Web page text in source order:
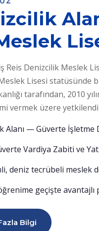
Reis Denizcilik Meslek
Lisesi statüsünde
tarafından, 2010
vermek üzere
Alanı — Güverte İşletme
Vardiya Zabiti ve
deniz tecrübeli meslek
geçişte avantajlı
Bilgi